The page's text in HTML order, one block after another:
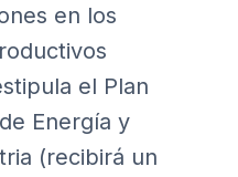
en los
el Plan
Energía y
(recibirá un